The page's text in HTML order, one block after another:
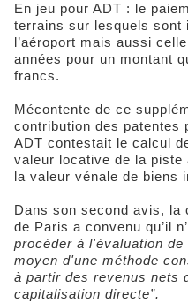
En jeu pour ADT : le
terrains sur lesquels sont
l’aéroport mais aussi
années pour un montant
francs.
Mécontente de ce
contribution des patentes
ADT contestait le calcul
valeur locative de la piste
la valeur vénale de biens
Dans son second avis, la
de Paris a convenu qu’il
procéder à l'évaluation
moyen d'une méthode
à partir des revenus nets
capitalisation directe”.